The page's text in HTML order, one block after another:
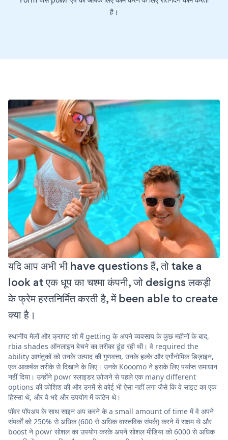
है।
यदि आप अभी भी have questions हैं, तो take a
look at एक धूप का चश्मा कंपनी, जो designs लकड़ी
के फ्रेम हस्तनिर्मित करती है, में been able to create
क्या है।
स्थानीय मेलों और क्राफ्ट शो में getting के अपने व्यवसाय के कुछ महीनों के बाद,
rbia shades ऑनलाइन बेचने का तरीका ढूंढ रही थी। वे required the
ability आगंतुकों को उनके उत्पाद की गुणवत्ता, उनके हल्के और एर्गोनोमिक डिज़ाइन,
एक आकर्षक तरीके से दिखाने के लिए। उनके Kooomo ने इसके लिए पर्याप्त समाधान
नहीं दिया। उन्होंने powr स्लाइडर खोजने से पहले एक many different
options की कोशिश की और उनमें से कोई भी ऐसा नहीं लगा जैसे कि वे साइट का एक
हिस्सा थे, और वे भद्दे और उपयोग में कठिन थे।
पॉवर पॉपअप के साथ साइन अप करने के a small amount of time में वे अपने
संपर्कों को 250% से अधिक (600 से अधिक वास्तविक संपर्क) करने में सक्षम थे और
boost ने powr सोशल का उपयोग करके अपने सोशल मीडिया को 6000 से अधिक